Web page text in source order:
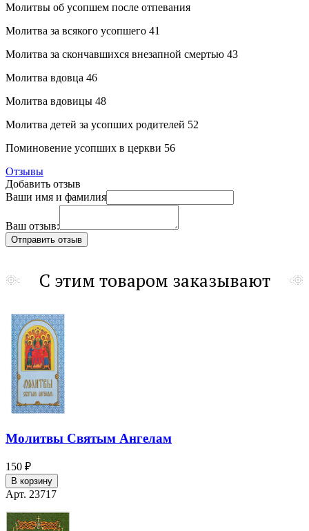
Молитвы об усопшем после отпевания
Молитва за всякого усопшего 41
Молитва за скончавшихся внезапной смертью 43
Молитва вдовца 46
Молитва вдовицы 48
Молитва детей за усопших родителей 52
Поминовение усопших в церкви 56
Отзывы
Добавить отзыв
Ваши имя и фамилия
Ваш отзыв:
С этим товаром заказывают
Молитвы Святым Ангелам
150 ₽
В корзину
Арт. 23717